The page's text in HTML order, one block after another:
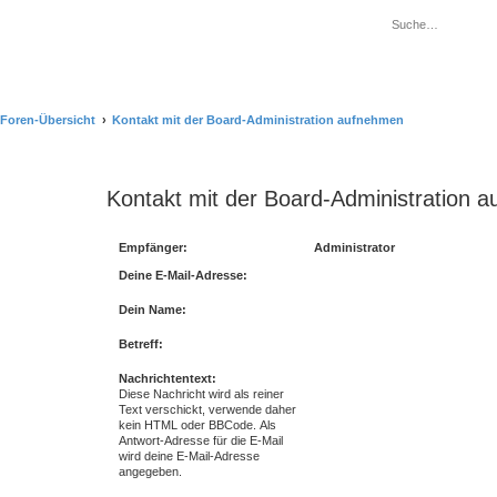
Foren-Übersicht Kontakt mit der Board-Administration aufnehmen
Kontakt mit der Board-Administration
Empfänger: Administrator
Deine E-Mail-Adresse:
Dein Name:
Betreff:
Nachrichtentext:
Diese Nachricht wird als reiner
Text verschickt, verwende daher
kein HTML oder BBCode. Als
Antwort-Adresse für die E-Mail
wird deine E-Mail-Adresse
angegeben.